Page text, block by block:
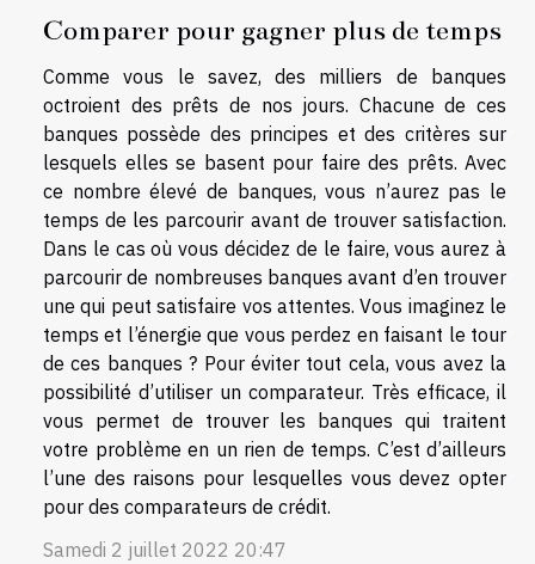
Comparer pour gagner plus de temps
Comme vous le savez, des milliers de banques
octroient des prêts de nos jours. Chacune de ces
banques possède des principes et des critères sur
lesquels elles se basent pour faire des prêts. Avec
ce nombre élevé de banques, vous n’aurez pas le
temps de les parcourir avant de trouver satisfaction.
Dans le cas où vous décidez de le faire, vous aurez à
parcourir de nombreuses banques avant d’en trouver
une qui peut satisfaire vos attentes. Vous imaginez le
temps et l’énergie que vous perdez en faisant le tour
de ces banques ? Pour éviter tout cela, vous avez la
possibilité d’utiliser un comparateur. Très efficace, il
vous permet de trouver les banques qui traitent
votre problème en un rien de temps. C’est d’ailleurs
l’une des raisons pour lesquelles vous devez opter
pour des comparateurs de crédit.
Samedi 2 juillet 2022 20:47